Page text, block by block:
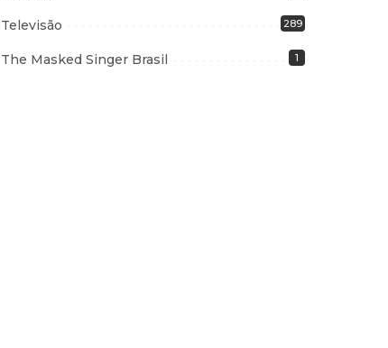
Televisão 289
The Masked Singer Brasil 1